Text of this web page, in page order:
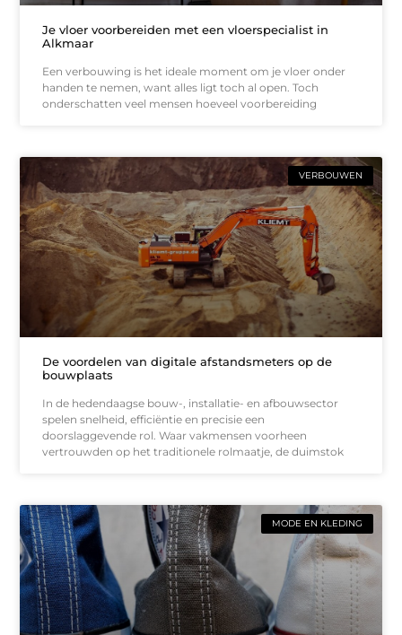
Je vloer voorbereiden met een vloerspecialist in
Alkmaar
Een verbouwing is het ideale moment om je vloer onder
handen te nemen, want alles ligt toch al open. Toch
onderschatten veel mensen hoeveel voorbereiding
VERBOUWEN
De voordelen van digitale afstandsmeters op de
bouwplaats
In de hedendaagse bouw-, installatie- en afbouwsector
spelen snelheid, efficiëntie en precisie een
doorslaggevende rol. Waar vakmensen voorheen
vertrouwden op het traditionele rolmaatje, de duimstok
MODE EN KLEDING